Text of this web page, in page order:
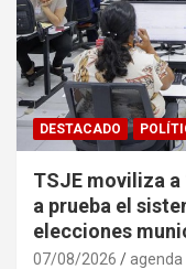
DESTACADO
TSJE moviliza
a prueba el
elecciones
07/08/2026 agenda